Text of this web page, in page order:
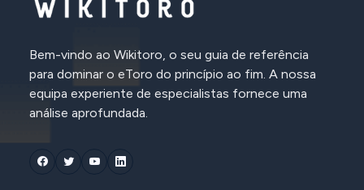
Bem-vindo ao Wikitoro, o seu guia de referência
para dominar o eToro do princípio ao fim. A nossa
equipa experiente de especialistas fornece uma
análise aprofundada.